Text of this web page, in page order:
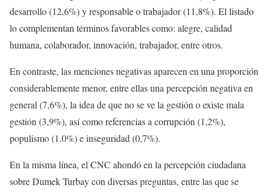
desarrollo (12,6%) y responsable o trabajador (11,8%). El listado
lo complementan términos favorables como: alegre, calidad
humana, colaborador, innovación, trabajador, entre otros.
En contraste, las menciones negativas aparecen en una proporción
considerablemente menor, entre ellas una percepción negativa en
general (7,6%), la idea de que no se ve la gestión o existe mala
gestión (3,9%), así como referencias a corrupción (1,2%),
populismo (1,0%) e inseguridad (0,7%).
En la misma línea, el CNC ahondó en la percepción ciudadana
sobre Dumek Turbay con diversas preguntas, entre las que se